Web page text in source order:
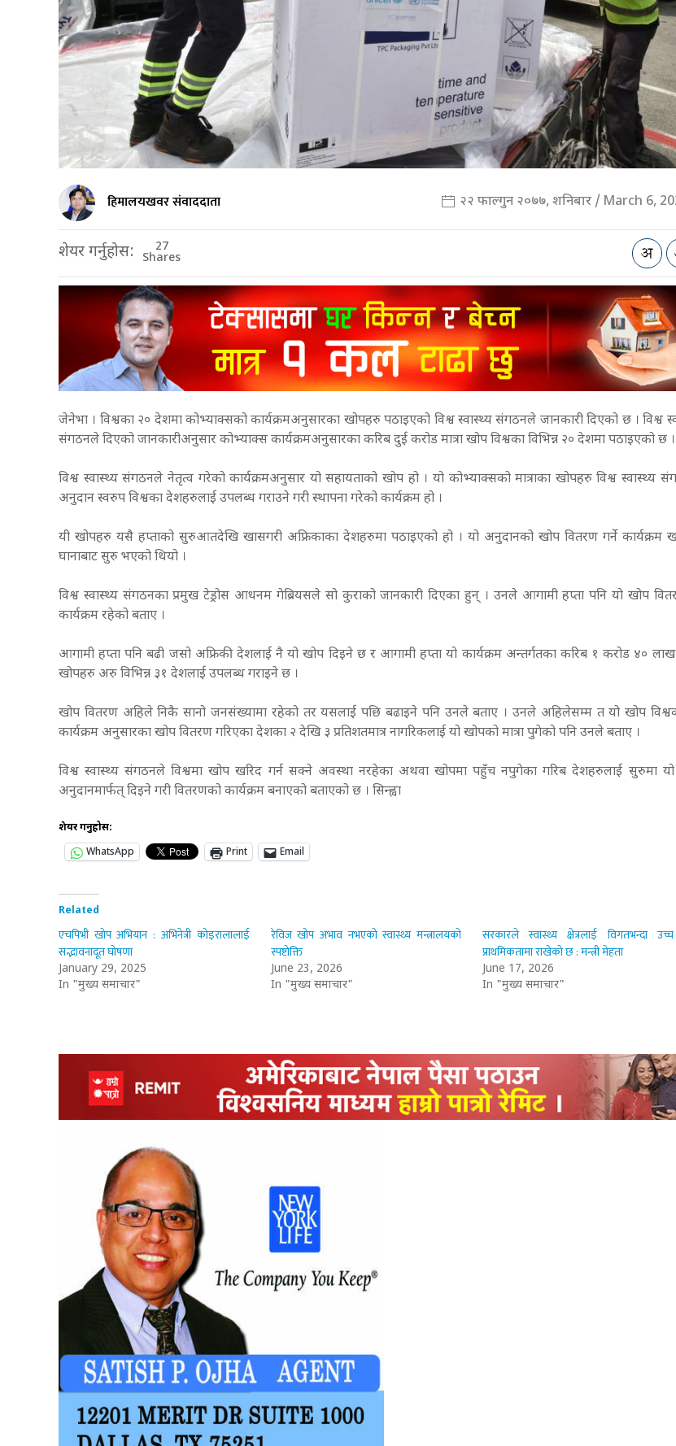
हिमालयखवर संवाददाता २२ फाल्गुन २०७७, शनिबार / March 6,
शेयर गर्नुहोस: 27
Shares
जेनेभा । विश्वका २० देशमा कोभ्याक्सको कार्यक्रमअनुसारका खोपहरु पठाइएको विश्व स्वास्थ्य संगठनले जानकारी दिएको छ । विश्व
संगठनले दिएको जानकारीअनुसार कोभ्याक्स कार्यक्रमअनुसारका करिब दुई करोड मात्रा खोप विश्वका विभिन्न २० देशमा पठाइएको छ ।
विश्व स्वास्थ्य संगठनले नेतृत्व गरेको कार्यक्रमअनुसार यो सहायताको खोप हो । यो कोभ्याक्सको मात्राका खोपहरु विश्व स्वास्थ्य
अनुदान स्वरुप विश्वका देशहरुलाई उपलब्ध गराउने गरी स्थापना गरेको कार्यक्रम हो ।
यी खोपहरु यसै हप्ताको सुरुआतदेखि खासगरी अफ्रिकाका देशहरुमा पठाइएको हो । यो अनुदानको खोप वितरण गर्ने कार्यक्रम
घानाबाट सुरु भएको थियो ।
विश्व स्वास्थ्य संगठनका प्रमुख टेड्रोस आधनम गेब्रियसले सो कुराको जानकारी दिएका हुन् । उनले आगामी हप्ता पनि यो खोप
कार्यक्रम रहेको बताए ।
आगामी हप्ता पनि बढी जसो अफ्रिकी देशलाई नै यो खोप दिइने छ र आगामी हप्ता यो कार्यक्रम अन्तर्गतका करिब १ करोड ४० लाख
खोपहरु अरु विभिन्न ३१ देशलाई उपलब्ध गराइने छ ।
खोप वितरण अहिले निकै सानो जनसंख्यामा रहेको तर यसलाई पछि बढाइने पनि उनले बताए । उनले अहिलेसम्म त यो खोप
कार्यक्रम अनुसारका खोप वितरण गरिएका देशका २ देखि ३ प्रतिशतमात्र नागरिकलाई यो खोपको मात्रा पुगेको पनि उनले बताए ।
विश्व स्वास्थ्य संगठनले विश्वमा खोप खरिद गर्न सक्ने अवस्था नरहेका अथवा खोपमा पहुँच नपुगेका गरिब देशहरुलाई सुरुमा
अनुदानमार्फत् दिइने गरी वितरणको कार्यक्रम बनाएको बताएको छ । सिन्ह्वा
शेयर गर्नुहोस:
WhatsApp
Print Email
Related
एचपिभी खोप अभियान : अभिनेत्री कोइरालालाई
सद्भावनादूत घोषणा
January 29, 2025
In "मुख्य समाचार"
रेविज खोप अभाव नभएको स्वास्थ्य मन्त्रालयको
स्पष्टोक्ति
June 23, 2026
In "मुख्य समाचार"
सरकारले स्वास्थ्य क्षेत्रलाई विगतभन्दा उच्च
प्राथमिकतामा राखेको छ : मन्त्री मेहता
June 17, 2026
In "मुख्य समाचार"